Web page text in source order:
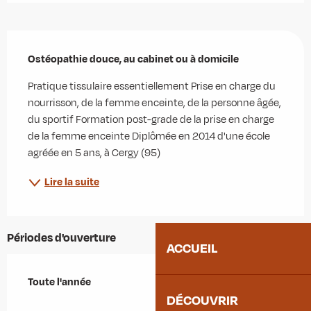
ACCUEIL
DÉCOUVRIR
Ostéopathie douce, au cabinet ou à domicile
Pratique tissulaire essentiellement Prise en charge du
nourrisson, de la femme enceinte, de la personne âgée,
du sportif Formation post-grade de la prise en charge
de la femme enceinte Diplômée en 2014 d'une école
agréée en 5 ans, à Cergy (95)
Lire la suite
Périodes d'ouverture
Toute l'année
Toute l'année